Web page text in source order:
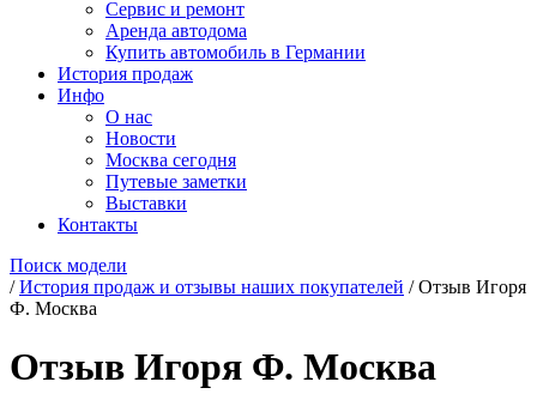
Сервис и ремонт
Аренда автодома
Купить автомобиль в Германии
История продаж
Инфо
О нас
Новости
Москва сегодня
Путевые заметки
Выставки
Контакты
Поиск модели
/История продаж и отзывы наших покупателей /Отзыв Игоря
Ф. Москва
Отзыв Игоря Ф. Москва